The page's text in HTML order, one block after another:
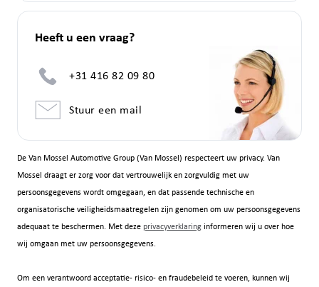
De Van Mossel Automotive Group (Van Mossel) respecteert uw privacy. Van
Mossel draagt er zorg voor dat vertrouwelijk en zorgvuldig met uw
persoonsgegevens wordt omgegaan, en dat passende technische en
organisatorische veiligheidsmaatregelen zijn genomen om uw persoonsgegevens
adequaat te beschermen. Met deze privacyverklaringinformeren wij u over hoe
wij omgaan met uw persoonsgegevens.
Om een verantwoord acceptatie- risico- en fraudebeleid te voeren, kunnen wij
Heeft u een vraag?
+31 416 82 09 80
Stuur een mail